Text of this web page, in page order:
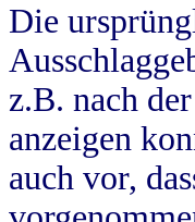
Die
z.B. nach
anzeigen
auch vor,